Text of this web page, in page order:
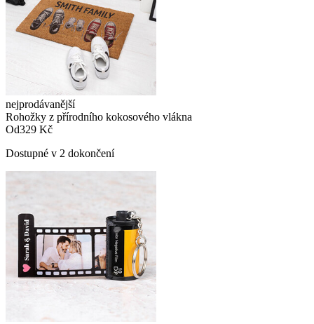
nejprodávanější
Rohožky z přírodního kokosového vlákna
Od329 Kč
Dostupné v 2 dokončení